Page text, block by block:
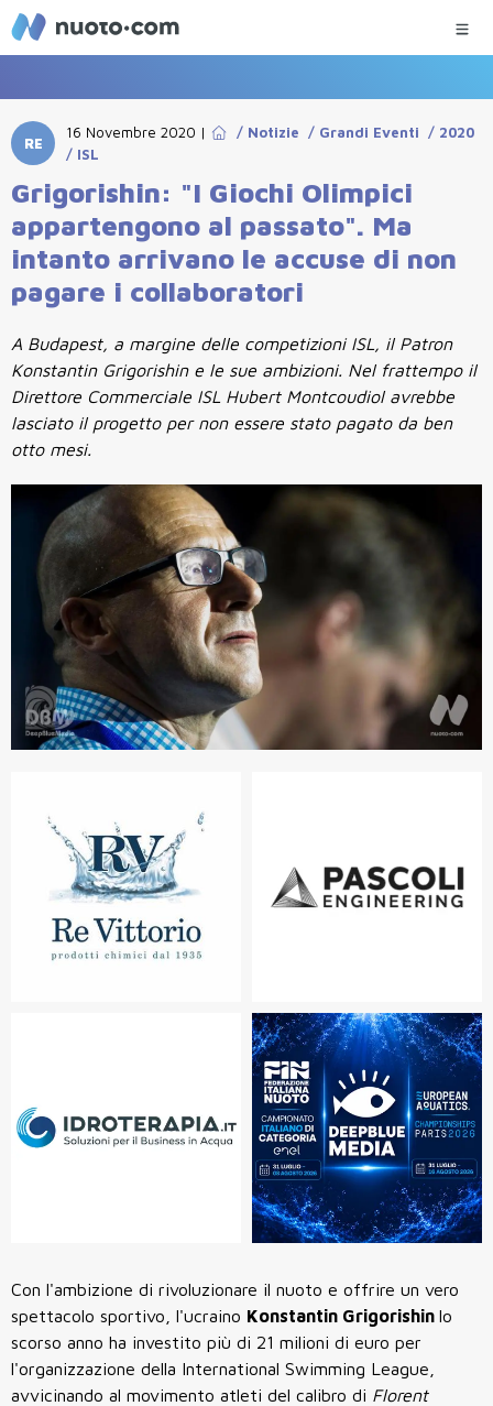
RE
16 Novembre 2020 | / Notizie / Grandi Eventi / 2020
/ ISL
Grigorishin: "I Giochi Olimpici
appartengono al passato". Ma
intanto arrivano le accuse di non
pagare i collaboratori
A Budapest, a margine delle competizioni ISL, il Patron
Konstantin Grigorishin e le sue ambizioni. Nel frattempo il
Direttore Commerciale ISL Hubert Montcoudiol avrebbe
lasciato il progetto per non essere stato pagato da ben
otto mesi.
Con l'ambizione di rivoluzionare il nuoto e offrire un vero
spettacolo sportivo, l'ucraino Konstantin Grigorishin lo
scorso anno ha investito più di 21 milioni di euro per
l'organizzazione della International Swimming League,
avvicinando al movimento atleti del calibro di Florent